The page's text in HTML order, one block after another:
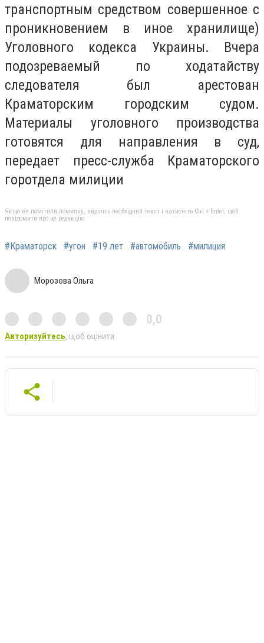
транспортным средством совершенное с
проникновением в иное хранилище)
Уголовного кодекса Украины. Вчера
подозреваемый по ходатайству
следователя был арестован
Краматорским городским судом.
Материалы уголовного производства
готовятся для направления в суд,
передает пресс-служба Краматорского
горотдела милиции
Якщо ви помітили помилку, виділіть необхідний текст і натисніть Ctrl + Enter, щоб
повідомити про це редакцію
#Краматорск #угон #19 лет #автомобиль #милиция
Морозова Ольга
0,0
Авторизуйтесь, щоб оцінити